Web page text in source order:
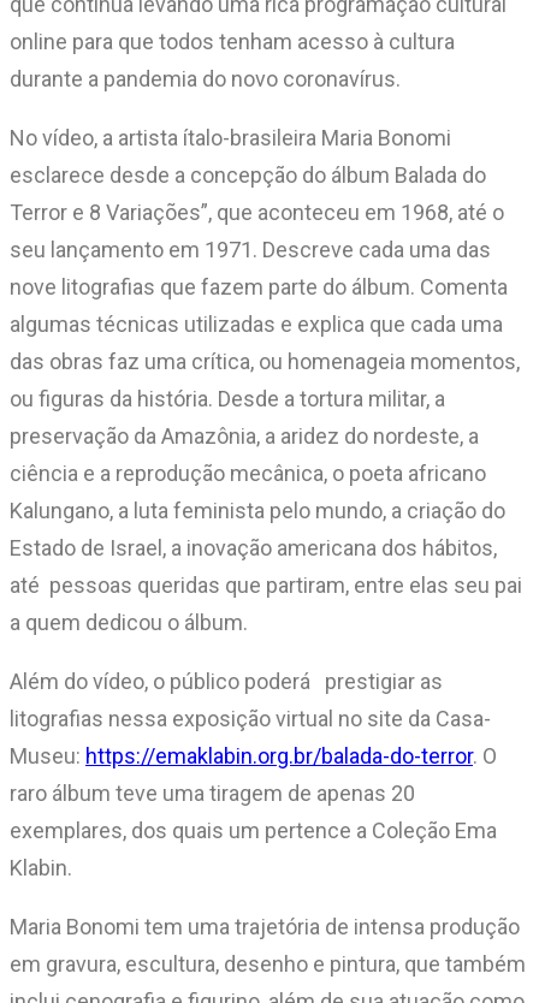
online para que todos tenham acesso à cultura
durante a pandemia do novo coronavírus.
No vídeo, a artista ítalo-brasileira Maria Bonomi
esclarece desde a concepção do álbum Balada do
Terror e 8 Variações”, que aconteceu em 1968, até o
seu lançamento em 1971. Descreve cada uma das
nove litografias que fazem parte do álbum. Comenta
algumas técnicas utilizadas e explica que cada uma
das obras faz uma crítica, ou homenageia momentos,
ou figuras da história. Desde a tortura militar, a
preservação da Amazônia, a aridez do nordeste, a
ciência e a reprodução mecânica, o poeta africano
Kalungano, a luta feminista pelo mundo, a criação do
Estado de Israel, a inovação americana dos hábitos,
até pessoas queridas que partiram, entre elas seu pai
a quem dedicou o álbum.
Além do vídeo, o público poderá prestigiar as
litografias nessa exposição virtual no site da Casa-
Museu: https://emaklabin.org.br/balada-do-terror. O
raro álbum teve uma tiragem de apenas 20
exemplares, dos quais um pertence a Coleção Ema
Klabin.
Maria Bonomi tem uma trajetória de intensa produção
em gravura, escultura, desenho e pintura, que também